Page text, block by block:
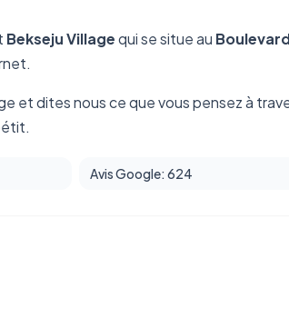
Bekseju Villagequi se situe au
et dites nous ce que vous pensez à
Avis Google: 624